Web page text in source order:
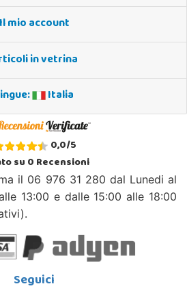
Il mio account
in vetrina
Italia
0,0/5
su0Recensioni
il 06 976 31 280 dal Lunedi al
13:00 e dalle 15:00 alle 18:00
Seguici